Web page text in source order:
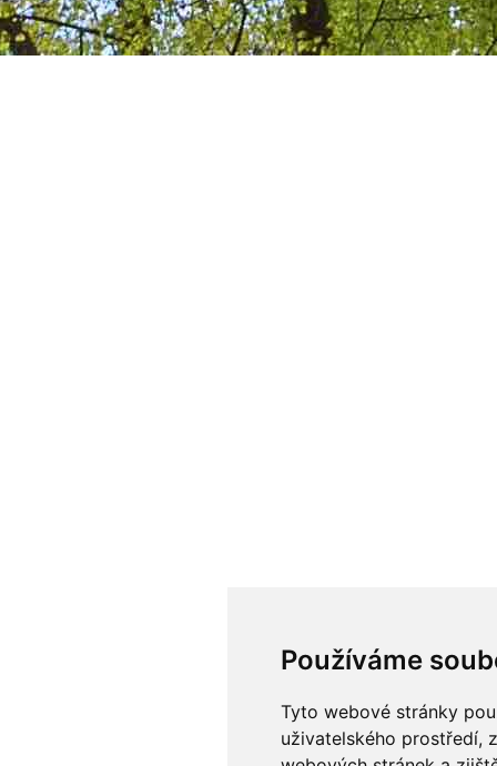
Používáme
Tyto webové stránky
uživatelského prostředí,